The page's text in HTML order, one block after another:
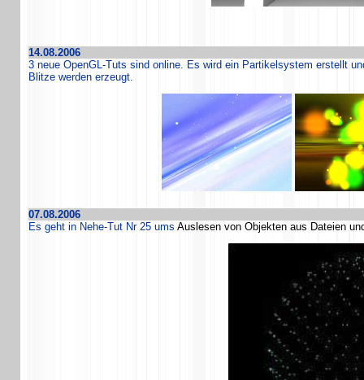
14.08.2006
3 neue OpenGL-Tuts sind online. Es wird ein Partikelsystem erstellt
Blitze werden erzeugt.
07.08.2006
Es geht in Nehe-Tut Nr 25 ums Auslesen von Objekten aus Dateien